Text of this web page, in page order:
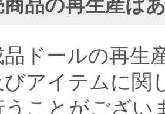
商品の再生産は
ドールの再生
アイテムに関
うことがござい